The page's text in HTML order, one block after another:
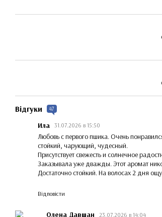
Відгуки 47
Ила 31.07.2026 в 15:50
Любовь с первого пшика. Очень
стойкий, чарующий, чудесный.
Присутствует свежесть и солнечное
Заказывала уже дважды. Этот аромат
Достаточно стойкий. На волосах 2 дня
Відповісти
Олена Давшан 23.07.2026 в 14:04